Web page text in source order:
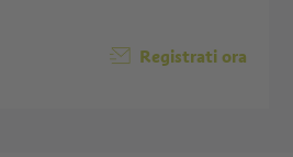
Registrati ora